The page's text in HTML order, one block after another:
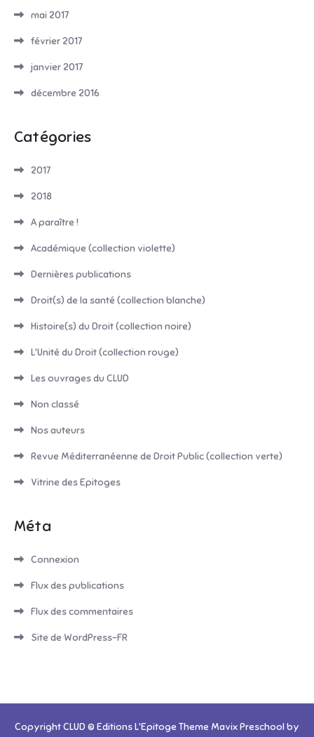
mai 2017
février 2017
janvier 2017
décembre 2016
Catégories
2017
2018
A paraître !
Académique (collection violette)
Dernières publications
Droit(s) de la santé (collection blanche)
Histoire(s) du Droit (collection noire)
L'Unité du Droit (collection rouge)
Les ouvrages du CLUD
Non classé
Nos auteurs
Revue Méditerranéenne de Droit Public (collection verte)
Vitrine des Epitoges
Méta
Connexion
Flux des publications
Flux des commentaires
Site de WordPress-FR
Copyright CLUD © Editions L'Epitoge Theme Mavix Preschool by